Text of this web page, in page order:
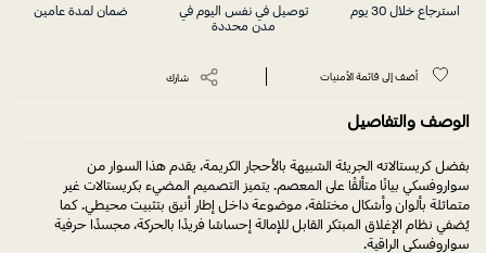
استرجاع خلال 30 يوم
توصيل في نفس اليوم في
مدن محددة
ضمان لمدة عامين
أضف إلى قائمة الأمنيات شارك
الوصف والتفاصيل
بفضل كريستالاته الجريئة الشبيهة بالأحجار الكريمة، يقدم هذا السوار من
سواروفسكي بيانًا متألقًا على المعصم. يتميز التصميم المضيء بكريستالات غير
متماثلة بألوان وأشكال مختلفة، موضوعة داخل إطار أنيق بتثبيت محيطي. كما
يُضفي نظام الإغلاق المبتكر القابل للإمالة إحساسًا فريدًا بالحركة، مجسدًا حرفية
سواروفسكي الراقية.